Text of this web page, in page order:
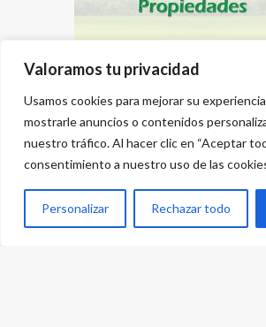
Valoramos tu privacidad
Usamos cookies para mejorar su
mostrarle anuncios o contenidos
nuestro tráfico. Al hacer clic en “Aceptar
consentimiento a nuestro uso de las
Personalizar Rechazar todo